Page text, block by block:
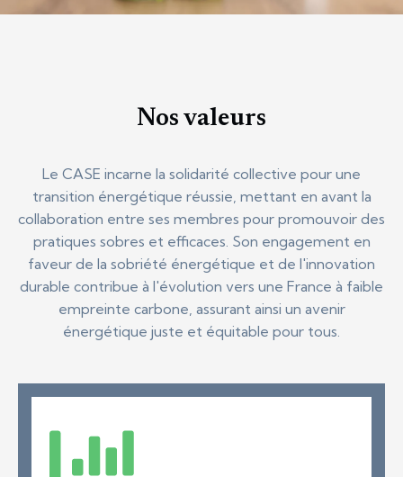
Nos valeurs
Le CASE incarne la solidarité collective pour une
transition énergétique réussie, mettant en avant la
collaboration entre ses membres pour promouvoir des
pratiques sobres et efficaces. Son engagement en
faveur de la sobriété énergétique et de l'innovation
durable contribue à l'évolution vers une France à faible
empreinte carbone, assurant ainsi un avenir
énergétique juste et équitable pour tous.